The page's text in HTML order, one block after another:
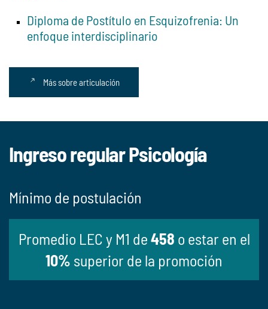
Diploma de Postítulo en Esquizofrenia: Un
enfoque interdisciplinario
Más sobre articulación
Ingreso regular Psicología
Mínimo de postulación
Promedio LEC y M1 de458 o estar en el
10% superior de la promoción